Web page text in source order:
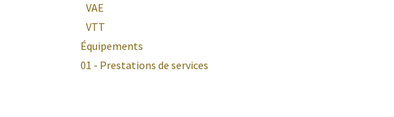
VAE
VTT
Équipements
01 - Prestations de services